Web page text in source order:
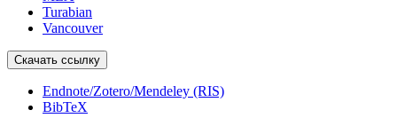
Turabian
Vancouver
Скачать ссылку
Endnote/Zotero/Mendeley (RIS)
BibTeX